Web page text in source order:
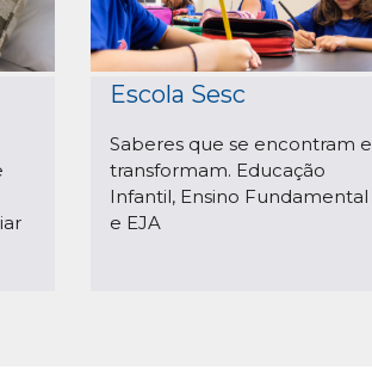
Escola Sesc
Saberes que se encontram e
transformam. Educação
Infantil, Ensino Fundamental
e EJA